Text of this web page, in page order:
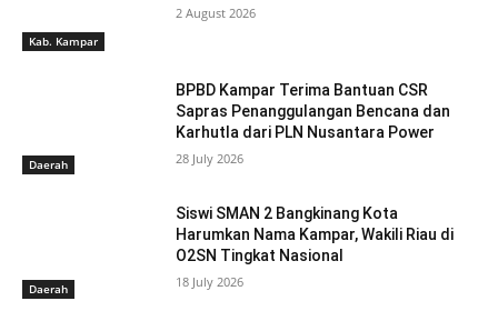
Kab. Kampar
2 August 2026
Daerah
BPBD Kampar Terima Bantuan CSR
Sapras Penanggulangan Bencana dan
Karhutla dari PLN Nusantara Power
28 July 2026
Daerah
Siswi SMAN 2 Bangkinang Kota
Harumkan Nama Kampar, Wakili Riau di
O2SN Tingkat Nasional
18 July 2026